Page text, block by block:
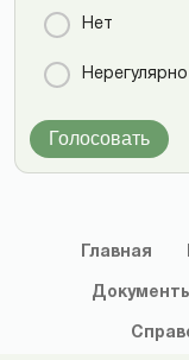
Нет
Нерегулярно
Голосовать
Главная